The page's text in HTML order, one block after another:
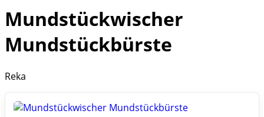
Mundstückwischer
Mundstückbürste
Reka